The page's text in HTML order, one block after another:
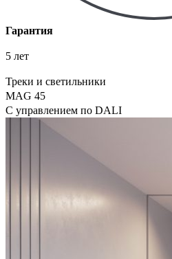
Гарантия
5 лет
Треки и светильники
MAG 45
С управлением по DALI